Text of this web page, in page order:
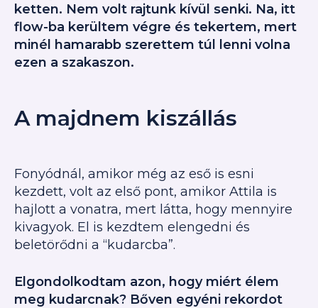
ketten. Nem volt rajtunk kívül senki. Na, itt
flow-ba kerültem végre és tekertem, mert
minél hamarabb szerettem túl lenni volna
ezen a szakaszon.
A majdnem kiszállás
Fonyódnál, amikor még az eső is esni
kezdett, volt az első pont, amikor Attila is
hajlott a vonatra, mert látta, hogy mennyire
kivagyok. El is kezdtem elengedni és
beletörődni a “kudarcba”.
Elgondolkodtam azon, hogy miért élem
meg kudarcnak? Bőven egyéni rekordot